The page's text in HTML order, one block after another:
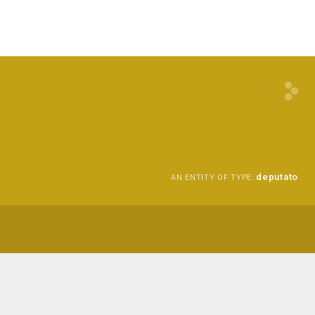
AN ENTITY OF TYPE: deputato